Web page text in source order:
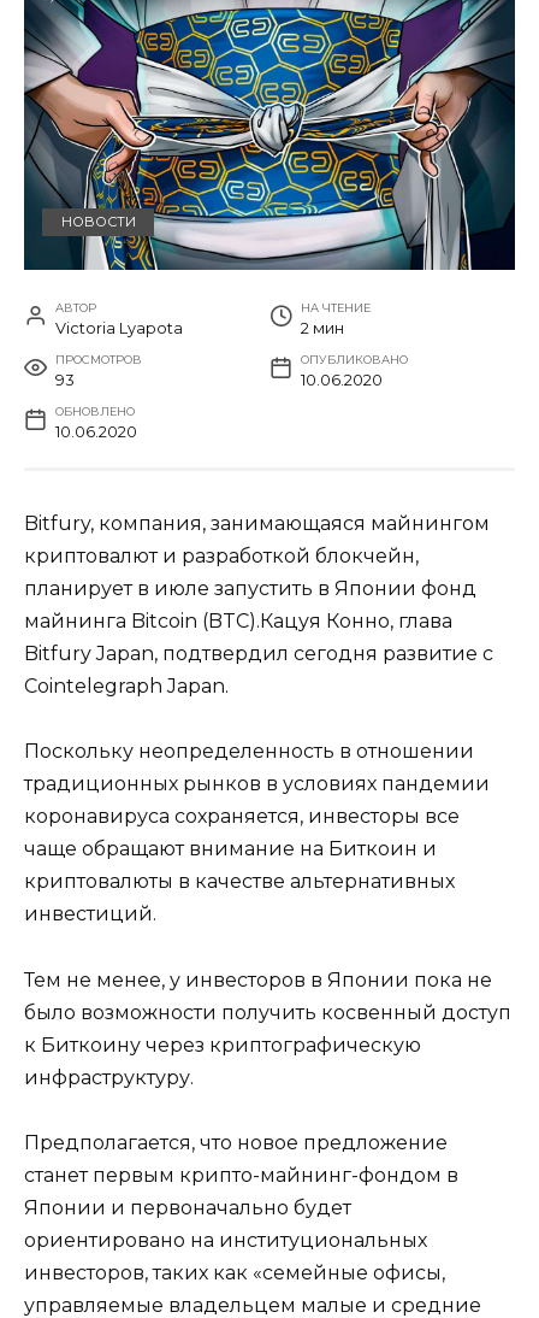
НОВОСТИ
АВТОР
Victoria Lyapota
НА ЧТЕНИЕ
2 мин
ПРОСМОТРОВ
93
ОПУБЛИКОВАНО
10.06.2020
ОБНОВЛЕНО
10.06.2020
Bitfury, компания, занимающаяся майнингом
криптовалют и разработкой блокчейн,
планирует в июле запустить в Японии фонд
майнинга Bitcoin (BTC).Кацуя Конно, глава
Bitfury Japan, подтвердил сегодня развитие с
Cointelegraph Japan.
Поскольку неопределенность в отношении
традиционных рынков в условиях пандемии
коронавируса сохраняется, инвесторы все
чаще обращают внимание на Биткоин и
криптовалюты в качестве альтернативных
инвестиций.
Тем не менее, у инвесторов в Японии пока не
было возможности получить косвенный доступ
к Биткоину через криптографическую
инфраструктуру.
Предполагается, что новое предложение
станет первым крипто-майнинг-фондом в
Японии и первоначально будет
ориентировано на институциональных
инвесторов, таких как «семейные офисы,
управляемые владельцем малые и средние